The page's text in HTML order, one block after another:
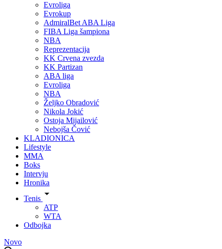
Evroliga
Evrokup
AdmiralBet ABA Liga
FIBA Liga šampiona
NBA
Reprezentacija
KK Crvena zvezda
KK Partizan
ABA liga
Evroliga
NBA
Željko Obradović
Nikola Jokić
Ostoja Mijailović
Nebojša Čović
KLADIONICA
Lifestyle
MMA
Boks
Intervju
Hronika
Tenis
ATP
WTA
Odbojka
Novo